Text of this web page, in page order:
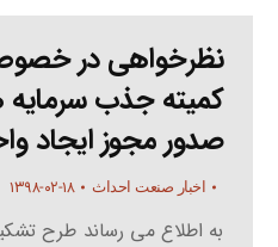
نظرخواهی در
کمیته جذب
صدور مجوز ایجاد
اخبار صنعت احداث ۱۳۹۸-۰۲-۱۸
به اطلاع می رساند طرح